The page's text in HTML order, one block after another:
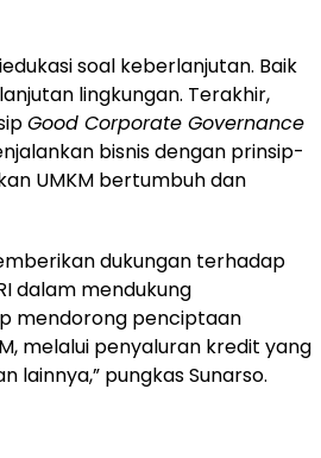
soal keberlanjutan. Baik
lingkungan. Terakhir,
Good Corporate Governance
bisnis dengan prinsip-
UMKM bertumbuh dan
dukungan terhadap
dalam mendukung
mendorong penciptaan
melalui penyaluran kredit yang
pungkas Sunarso.